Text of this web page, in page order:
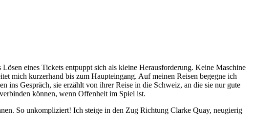
eines Tickets entpuppt sich als kleine Herausforderung. Keine Maschine
mich kurzerhand bis zum Haupteingang. Auf meinen Reisen begegne ich
ins Gespräch, sie erzählt von ihrer Reise in die Schweiz, an die sie nur gute
können, wenn Offenheit im Spiel ist.
So unkompliziert! Ich steige in den Zug Richtung Clarke Quay, neugierig